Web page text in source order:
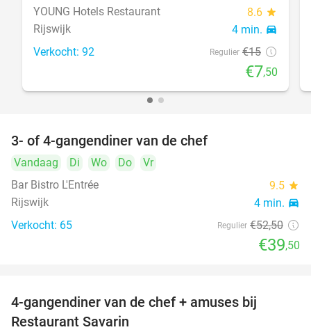
YOUNG Hotels Restaurant
8.6 star
Rijswijk 4 min. directions_car
Verkocht: 92 Regulier €15
€7,50
3- of 4-gangendiner van de chef
Vandaag Di Wo Do
Vr
Bar Bistro L'Entrée
9.5 star
Rijswijk 4 min. directions_car
Verkocht: 65 Regulier €52,50
€39,50
4-gangendiner van de chef + amuses bij
Restaurant Savarin